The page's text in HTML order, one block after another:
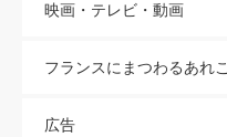
映画・テレビ・動画
フランスにまつわるあれ
広告